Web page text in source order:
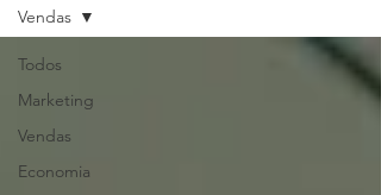
Todos
Marketing
Vendas
Economia
Vendas